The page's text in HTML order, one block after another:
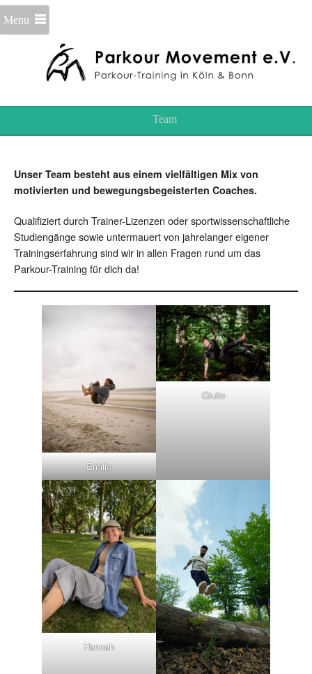
Menu
Team
Unser Team besteht aus einem vielfältigen Mix von
motivierten und bewegungsbegeisterten Coaches.
Qualifiziert durch Trainer-Lizenzen oder sportwissenschaftliche
Studiengänge sowie untermauert von jahrelanger eigener
Trainingserfahrung sind wir in allen Fragen rund um das
Parkour-Training für dich da!
Emilio
Giulio
Hannah